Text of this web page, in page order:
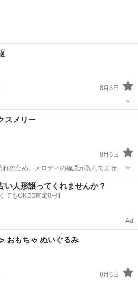
8月6日
駅 模型、プラモデル
スメリー
8月6日
れのため、メロディの確認が取れてませ
その他 メリー
い人形譲ってくれませんか？
てもOK🙆‍♀️査定0円‼️
Ad
おもちゃ ぬいぐるみ
8月6日